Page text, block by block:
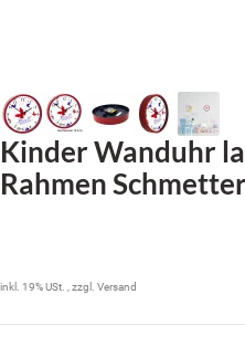
Kinder Wanduhr
Rahmen
inkl. 19% USt. , zzgl. Versand